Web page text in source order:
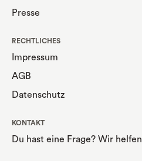
Presse
RECHTLICHES
Impressum
AGB
Datenschutz
KONTAKT
Du hast eine Frage? Wir